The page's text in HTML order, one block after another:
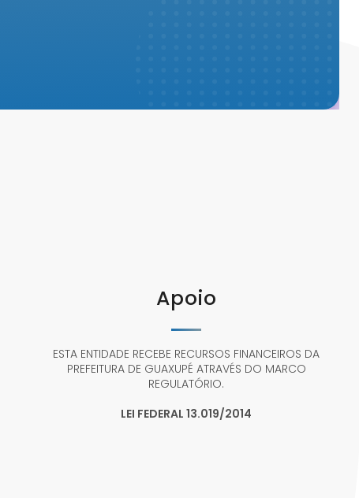
Apoio
ESTA ENTIDADE RECEBE RECURSOS FINANCEIROS DA
PREFEITURA DE GUAXUPÉ ATRAVÉS DO MARCO
REGULATÓRIO.
LEI FEDERAL 13.019/2014